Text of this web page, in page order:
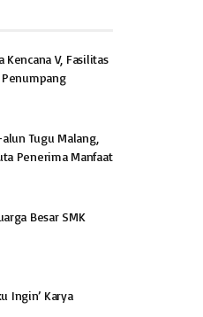
Kencana V, Fasilitas
Penumpang
Tugu Malang,
Penerima Manfaat
Besar SMK
Ingin’ Karya